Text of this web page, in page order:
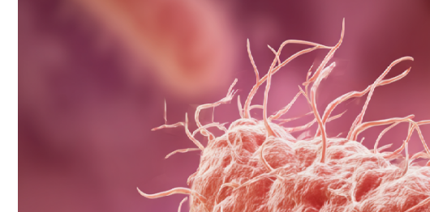
Ваш e-mail:*